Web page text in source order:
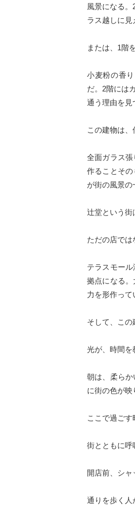
風景になる
ラス越しに見
または、1階
小麦粉の香
だ。2階には
通う理由を見
この建物は、
全面ガラス張
作ることそ
が街の風景の
辻堂という街
ただの店では
テラスモー
拠点になる
力を形作って
そして、この
光が、時間を
朝は、柔ら
に街の色が映
ここで過ごす
街とともに呼
開店前、シャ
通りを歩く人